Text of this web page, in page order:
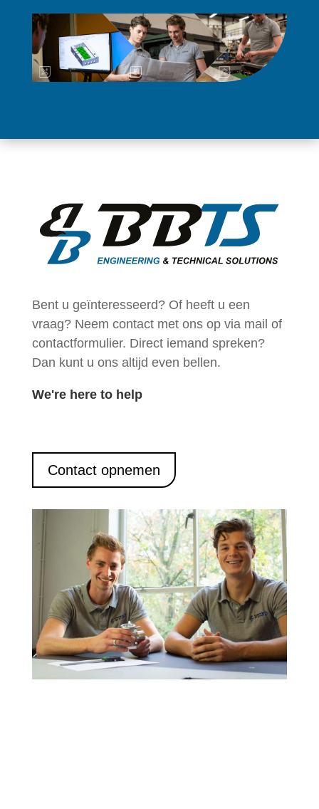
Bent u geïnteresseerd? Of heeft u een
vraag? Neem contact met ons op via mail of
contactformulier. Direct iemand spreken?
Dan kunt u ons altijd even bellen.
We're here to help
Contact opnemen